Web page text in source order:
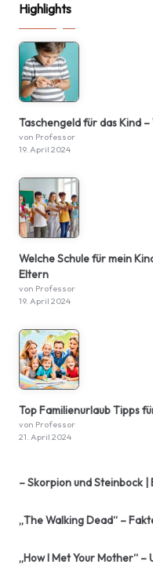
Highlights
Taschengeld für das Kind
von Professor
19. April 2024
Welche Schule für mein
Eltern
von Professor
19. April 2024
Top Familienurlaub Tipps
von Professor
21. April 2024
– Skorpion und Steinbock
„The Walking Dead“ –
„How I Met Your Mother“